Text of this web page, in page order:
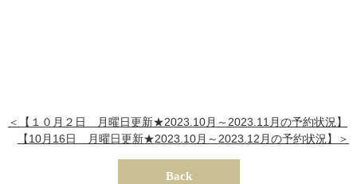
＜【１０月２日 月曜日更新★2023.10月～2023.11月の予約状況】
【10月16日 月曜日更新★2023.10月～2023.12月の予約状況】＞
Back